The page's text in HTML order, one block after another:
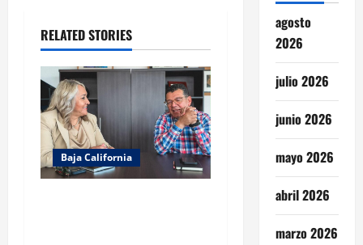
i
o
n
RELATED STORIES
Baja California
agosto
2026
julio 2026
junio 2026
mayo 2026
abril 2026
marzo 2026